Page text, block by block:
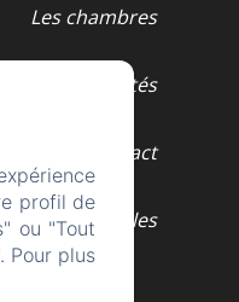
Les chambres
Les activités
Contact
Mentions légales
profil de
ou "Tout
Pour plus